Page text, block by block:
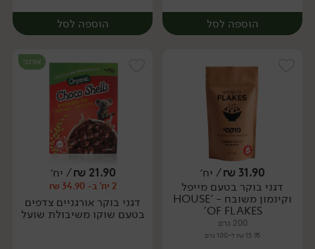
הוספה לסל
יח׳
הוספה לסל
יח׳
31.90
₪/ יח׳
דגני בוקר בטעם מייפל
וקינמון משובח - 'HOUSE
OF FLAKES'
200 גרם
15.95 ₪ ל-100 גרם
אורגני
21.90
₪/ יח׳
2 יח' ב- 34.90 ₪
דגני בוקר אורגניים צדפים
בטעם שוקו משיבולת שועל